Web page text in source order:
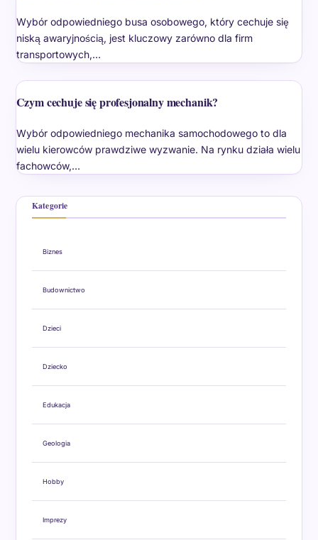
Wybór odpowiedniego busa osobowego, który cechuje się
niską awaryjnością, jest kluczowy zarówno dla firm
transportowych,…
Czym cechuje się profesjonalny mechanik?
Wybór odpowiedniego mechanika samochodowego to dla
wielu kierowców prawdziwe wyzwanie. Na rynku działa wielu
fachowców,…
Kategorie
Biznes
Budownictwo
Dzieci
Dziecko
Edukacja
Geologia
Hobby
Imprezy